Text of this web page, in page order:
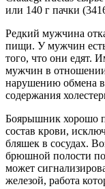
Редкий мужчина
пищи. У мужчин есть
того, что они едят.
мужчин в
нарушению обмена
содержания
Боярышник хорошо
состав крови,
бляшек в сосудах.
брюшной полости
может
железой, работа